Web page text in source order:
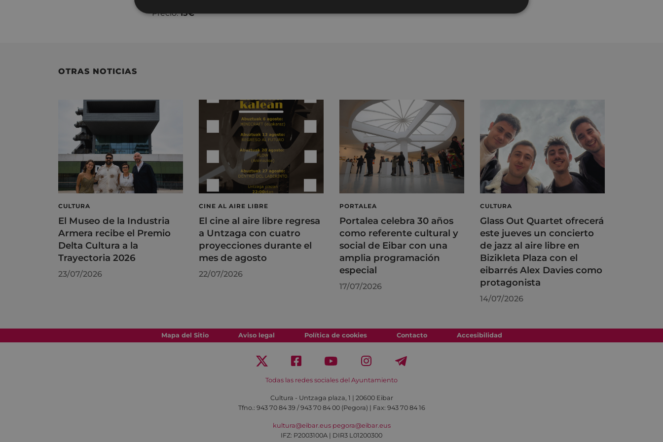
Precio:15€
OTRAS NOTICIAS
CULTURA
El Museo de la Industria
Armera recibe el Premio
Delta Cultura a la
Trayectoria 2026
23/07/2026
CINE AL AIRE LIBRE
El cine al aire libre regresa
a Untzaga con cuatro
proyecciones durante el
mes de agosto
22/07/2026
PORTALEA
Portalea celebra 30 años
como referente cultural y
social de Eibar con una
amplia programación
especial
17/07/2026
CULTURA
Glass Out Quartet ofrecerá
este jueves un concierto
de jazz al aire libre en
Bizikleta Plaza con el
eibarrés Alex Davies como
protagonista
14/07/2026
Mapa del Sitio Aviso legal Política de cookies Contacto Accesibilidad
Todas las redes sociales del Ayuntamiento
Cultura - Untzaga plaza, 1 | 20600 Eibar
Tfno.: 943 70 84 39 / 943 70 84 00 (Pegora) | Fax: 943 70 84 16
kultura@eibar.eus pegora@eibar.eus
IFZ: P2003100A | DIR3 L01200300